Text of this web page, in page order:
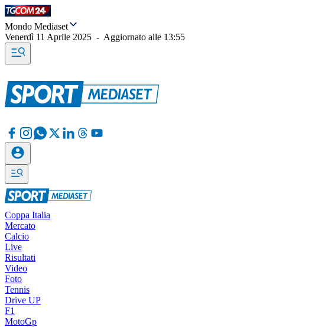
Mondo Mediaset
Venerdì 11 Aprile 2025 - Aggiornato alle 13:55
Coppa Italia
Mercato
Calcio
Live
Risultati
Video
Foto
Tennis
Drive UP
F1
MotoGp